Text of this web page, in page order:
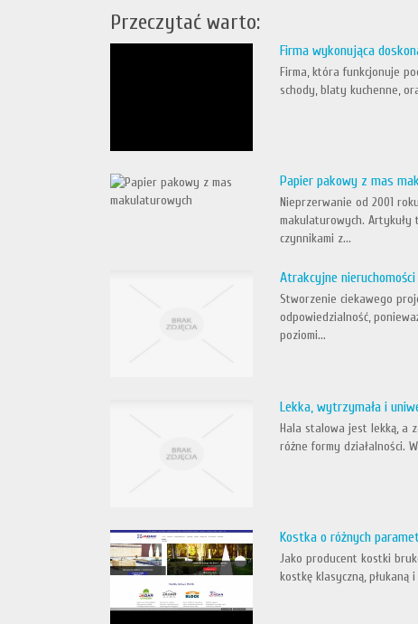
Przeczytać warto:
Firma wykonująca
Firma, która funkcjonuje
schody, blaty kuchenne,
Papier pakowy z mas
Nieprzerwanie od 2001
makulaturowych.
czynnikami z...
Atrakcyjne
Stworzenie ciekawego
odpowiedzialność,
poziomi...
Lekka, wytrzymała i
Hala stalowa jest lekką, a
różne formy działalności.
Kostka o różnych
Jako producent kostki
kostkę klasyczną,